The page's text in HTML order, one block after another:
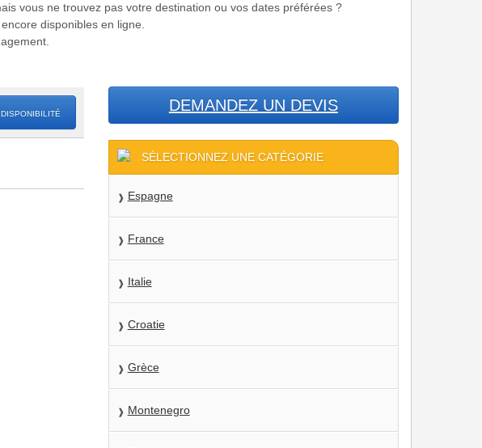
vous ne trouvez pas votre destination ou vos dates préférées ?
disponibles en ligne.
DEMANDEZ UN DEVIS
SÉLECTIONNEZ UNE CATÉGORIE
Espagne
France
Italie
Croatie
Grèce
Montenegro
DISPONIBILITÉ